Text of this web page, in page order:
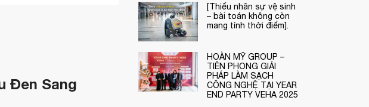
Đen Sang
[Thiếu nhân sự vệ sinh
– bài toán không còn
mang tính thời điểm].
HOÀN MỸ GROUP –
TIÊN PHONG GIẢI
PHÁP LÀM SẠCH
CÔNG NGHỆ TẠI YEAR
END PARTY VEHA 2025